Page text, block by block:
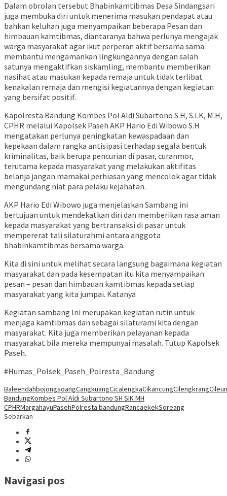
Dalam obrolan tersebut Bhabinkamtibmas Desa Sindangsari
juga membuka diri untuk menerima masukan pendapat atau
bahkan keluhan juga menyampaikan beberapa Pesan dan
himbauan kamtibmas, diantaranya bahwa perlunya mengajak
warga masyarakat agar ikut perperan aktif bersama sama
membantu mengamankan lingkungannya dengan salah
satunya mengaktifkan siskamling, membantu memberikan
nasihat atau masukan kepada remaja untuk tidak terlibat
kenakalan remaja dan mengisi kegiatannya dengan kegiatan
yang bersifat positif.
Kapolresta Bandung Kombes Pol Aldi Subartono S.H, S.I.K, M.H,
CPHR melalui Kapolsek Paseh AKP Hario Edi Wibowo S.H
mengatakan perlunya peningkatan kewaspadaan dan
kepekaan dalam rangka antisipasi terhadap segala bentuk
kriminalitas, baik berupa pencurian di pasar, curanmor,
terutama kepada masyarakat yang melakukan aktifitas
belanja jangan mamakai perhiasan yang mencolok agar tidak
mengundang niat para pelaku kejahatan.
AKP Hario Edi Wibowo juga menjelaskan Sambang ini
bertujuan untuk mendekatkan diri dan memberikan rasa aman
kepada masyarakat yang bertransaksi di pasar untuk
mempererat tali silaturahmi antara anggota
bhabinkamtibmas bersama warga.
Kita di sini untuk melihat secara langsung bagaimana kegiatan
masyarakat dan pada kesempatan itu kita menyampaikan
pesan – pesan dan himbauan kamtibmas kepada setiap
masyarakat yang kita jumpai. Katanya
Kegiatan sambang Ini merupakan kegiatan rutin untuk
menjaga kamtibmas dan sebagai silaturami kita dengan
masyarakat. Kita juga memberikan pelayanan kepada
masyarakat bila mereka mempunyai masalah. Tutup Kapolsek
Paseh.
#Humas_Polsek_Paseh_Polresta_Bandung
BaleendahbojongsoangCangkuangCicalengkaCikancungCilengkrang
BandungKombes Pol Aldi Subartono SH SIK MH
CPHRMargahayuPasehPolresta bandungRancaekekSoreang
Sebarkan
Navigasi pos